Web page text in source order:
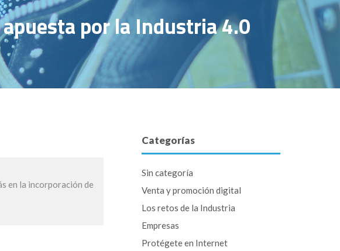
por la Industria 4.0
en la incorporación de
Categorías
Sin categoría
Venta y promoción digital
Los retos de la Industria
Empresas
Protégete en Internet